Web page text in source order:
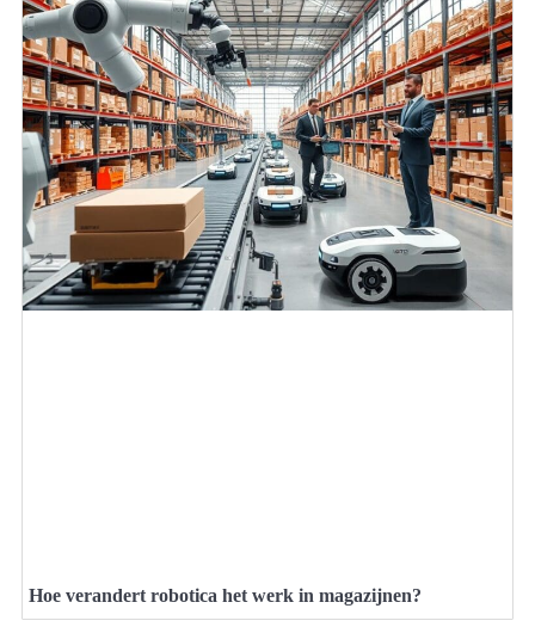
Hoe verandert robotica het werk in magazijnen?